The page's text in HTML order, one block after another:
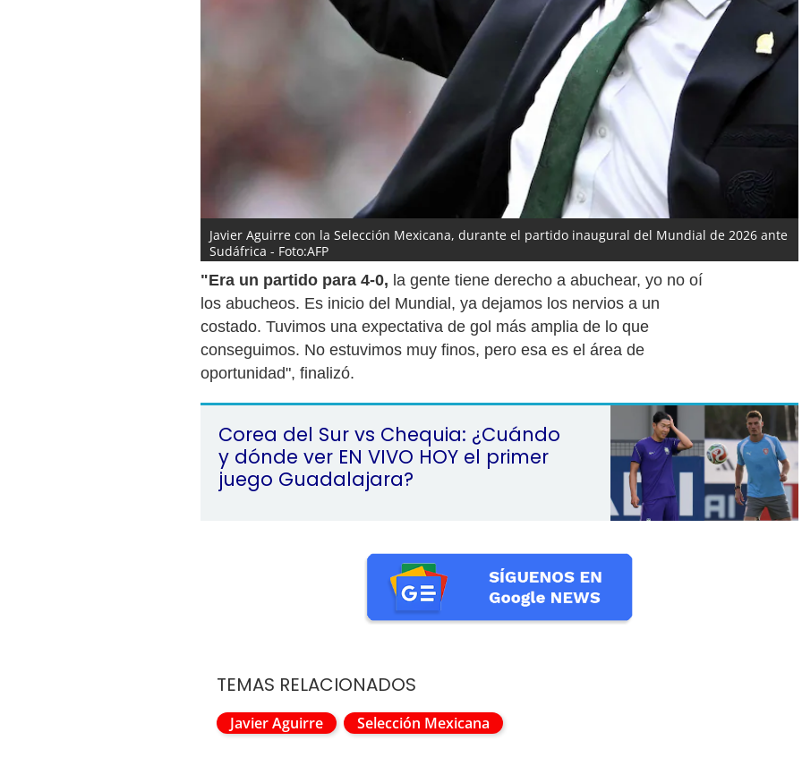
Javier Aguirre con la Selección Mexicana, durante el partido inaugural del Mundial de 2026 ante
Sudáfrica - Foto:AFP
"Era un partido para 4-0, la gente tiene derecho a abuchear, yo no oí
los abucheos. Es inicio del Mundial, ya dejamos los nervios a un
costado. Tuvimos una expectativa de gol más amplia de lo que
conseguimos. No estuvimos muy finos, pero esa es el área de
oportunidad", finalizó.
Corea del Sur vs Chequia: ¿Cuándo
y dónde ver EN VIVO HOY el primer
juego Guadalajara?
TEMAS RELACIONADOS
Javier Aguirre Selección Mexicana